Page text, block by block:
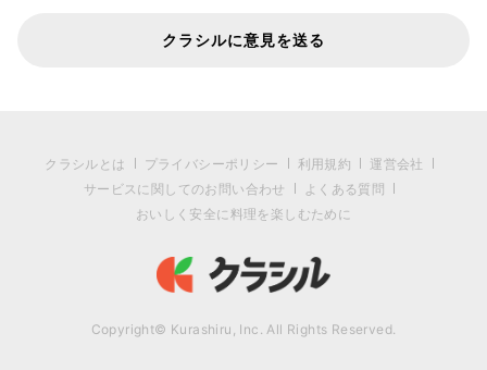
クラシルに意見を送る
クラシルとは プライバシーポリシー 利用規約
運営会社
サービスに関してのお問い合わせ
よくある質問
おいしく安全に料理を楽しむために
Copyright© Kurashiru, Inc. All Rights Reserved.